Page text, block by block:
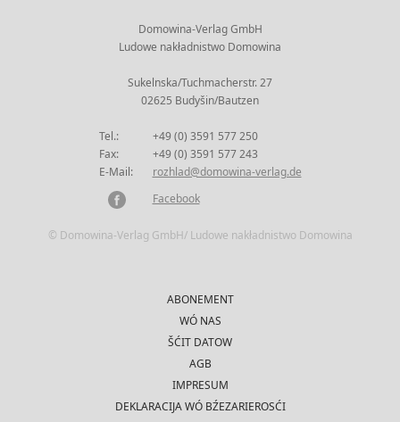
Domowina-Verlag GmbH
Ludowe nakładnistwo Domowina
Sukelnska/Tuchmacherstr. 27
02625 Budyšin/Bautzen
Tel.:
+49 (0) 3591 577 250
Fax:
+49 (0) 3591 577 243
E-Mail:
rozhlad@domowina-verlag.de
Facebook
© Domowina-Verlag GmbH/ Ludowe nakładnistwo Domowina
ABONEMENT
WÓ NAS
ŠĆIT DATOW
AGB
IMPRESUM
DEKLARACIJA WÓ BŹEZARIEROSĆI